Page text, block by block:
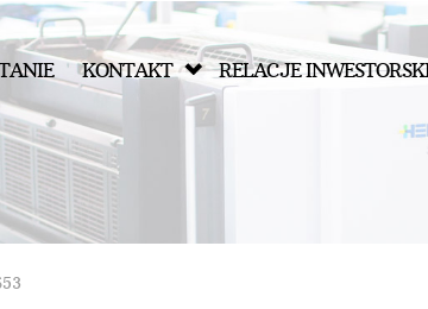
KONTAKT RELACJE